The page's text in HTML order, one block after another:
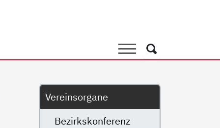
Suche
Suche
Untermenü
Vereinsorgane
Bezirkskonferenz